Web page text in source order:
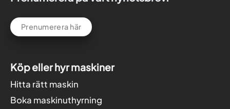
Prenumerera här
Köp eller hyr maskiner
Hitta rätt maskin
Boka maskinuthyrning